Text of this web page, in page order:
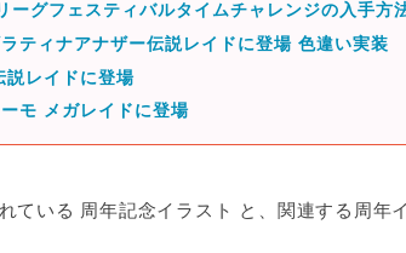
ーグフェスティバルタイムチャレンジの入手方
ティナアナザー伝説レイドに登場 色違い実装
説レイドに登場
モ メガレイドに登場
ている 周年記念イラスト と、関連する周年